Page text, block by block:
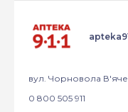
вул. Чорновола
0 800 505 911